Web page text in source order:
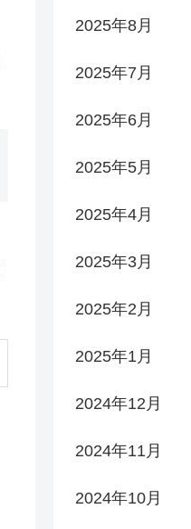
2025年8月
2025年7月
2025年6月
2025年5月
2025年4月
2025年3月
2025年2月
2025年1月
2024年12月
2024年11月
2024年10月